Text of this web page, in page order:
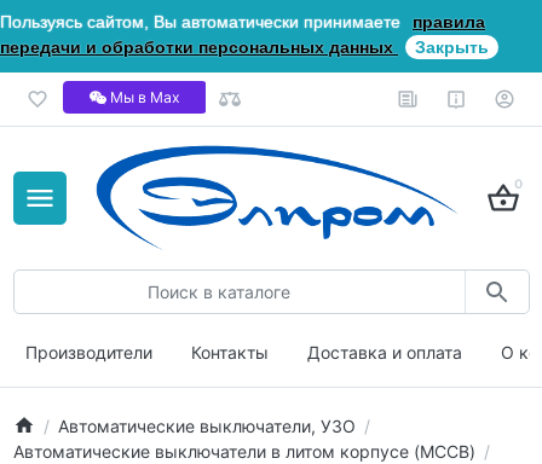
Пользуясь сайтом, Вы автоматически принимаете
правила
передачи и обработки персональных данных
Закрыть
Мы в Мах
0
Производители Контакты Доставка и оплата О
Автоматические выключатели, УЗО
Автоматические выключатели в литом корпусе (MCCB)